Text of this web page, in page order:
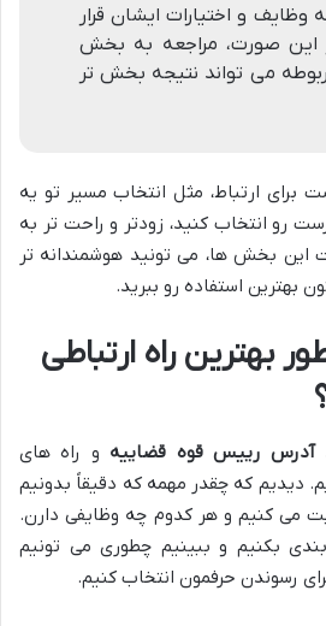
و اختیارات ایشان قرار
این صورت، مراجعه به بخش
می تواند نتیجه بخش تر
برای ارتباط، مثل انتخاب مسیر تو یه
رو انتخاب کنید، زودتر و راحت تر به
بخش ها، می تونید هوشمندانه تر
بهترین استفاده رو ببرید.
بهترین راه ارتباطی
آدرس رییس قوه قضاییه و راه های
دیدیم که چقدر مهمه که دقیقاً بدونیم
می کنیم و هر کدوم چه وظایفی دارن.
بکنیم و ببینیم چطوری می تونیم
رسوندن حرفمون انتخاب کنیم.